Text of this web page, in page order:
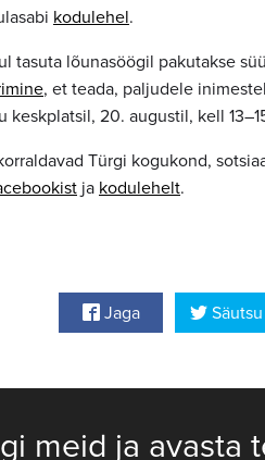
kodulehel .
tasuta lõunasöögil pakutakse
, et teada, paljudele
keskplatsil, 20. augustil, kell
Türgi kogukond,
ja kodulehelt.
Jaga Säutsu
meid ja avasta